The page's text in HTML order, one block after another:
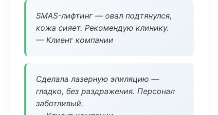
SMAS-лифтинг — овал подтянулся,
кожа сияет. Рекомендую клинику.
— Клиент компании
Сделала лазерную эпиляцию —
гладко, без раздражения. Персонал
заботливый.